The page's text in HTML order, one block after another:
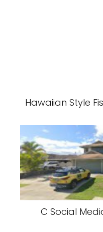
Hawaiian Style
C Social